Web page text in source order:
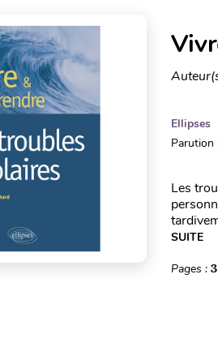
Ellipses
Les
SUITE
Pages :